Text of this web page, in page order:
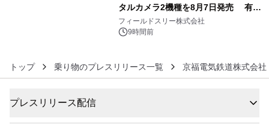
タルカメラ2機種を8月7日発売 有効
約1300万画素、用途別に選べるコンデ
ジ新登場
フィールドスリー株式会社
9時間前
トップ 乗り物のプレスリリース一覧 京福電気鉄道株式会社
プレスリリース配信